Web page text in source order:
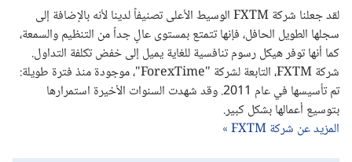
لقد جعلنا شركة FXTM الوسيط الأعلى تصنيفاً لدينا لأنه بالإضافة إلى
سجلها الطويل الحافل، فإنها تتمتع بمستوى عالٍ جداً من التنظيم والسمعة،
كما أنها توفر هيكل رسوم تنافسية للغاية يميل إلى خفض تكلفة التداول.
شركة FXTM، التابعة لشركة "ForexTime"، موجودة منذ فترة طويلة:
تم تأسيسها في عام 2011. وقد شهدت السنوات الأخيرة استمرارها
بتوسيع أعمالها بشكل كبير.
المزيد عن شركة FXTM »